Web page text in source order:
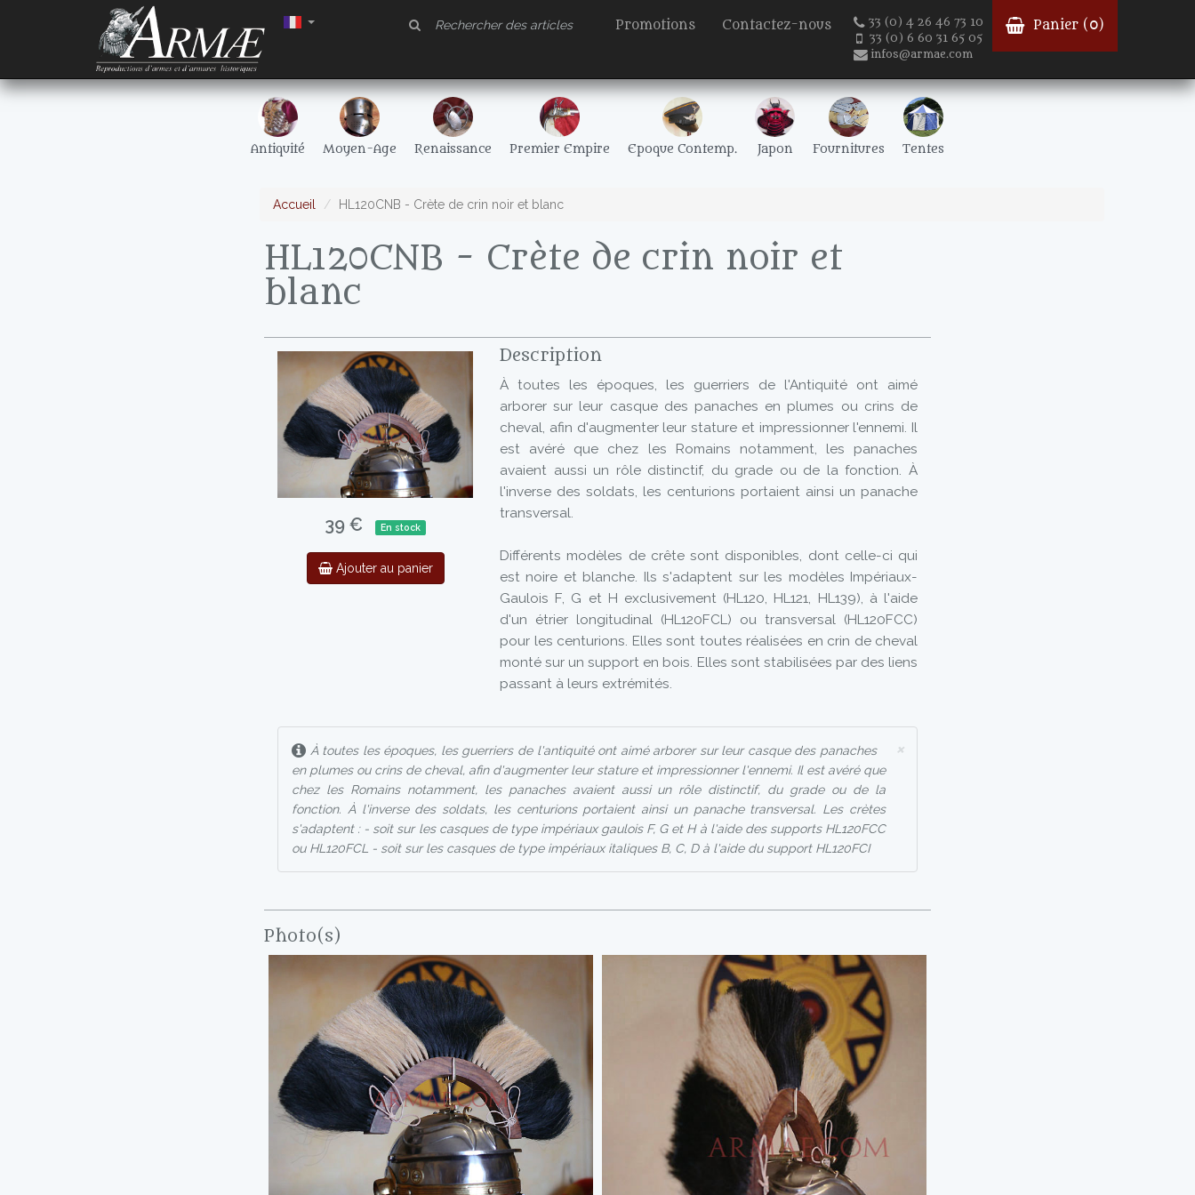
Promotions Contactez-nous
33 (0) 4 26 46 73 10
33 (0) 6 60 31 65 05
infos@armae.com
Panier ( 0)
Antiquité Moyen-Age Renaissance Premier Empire Epoque Contemp. Japon Fournitures Tentes
Accueil HL120CNB - Crète de crin noir et blanc
HL120CNB - Crète de crin noir et
blanc
39 € En stock
Ajouter au panier
Description
À toutes les époques, les guerriers de l'Antiquité ont aimé
arborer sur leur casque des panaches en plumes ou crins de
cheval, afin d'augmenter leur stature et impressionner l'ennemi. Il
est avéré que chez les Romains notamment, les panaches
avaient aussi un rôle distinctif, du grade ou de la fonction. À
l'inverse des soldats, les centurions portaient ainsi un panache
transversal.
Différents modèles de crête sont disponibles, dont celle-ci qui
est noire et blanche. Ils s'adaptent sur les modèles Impériaux-
Gaulois F, G et H exclusivement (HL120, HL121, HL139), à l'aide
d'un étrier longitudinal (HL120FCL) ou transversal (HL120FCC)
pour les centurions. Elles sont toutes réalisées en crin de cheval
monté sur un support en bois. Elles sont stabilisées par des liens
passant à leurs extrémités.
×
À toutes les époques, les guerriers de l'antiquité ont aimé arborer sur leur casque des panaches
en plumes ou crins de cheval, afin d'augmenter leur stature et impressionner l'ennemi. Il est avéré que
chez les Romains notamment, les panaches avaient aussi un rôle distinctif, du grade ou de la
fonction. À l'inverse des soldats, les centurions portaient ainsi un panache transversal. Les crètes
s'adaptent : - soit sur les casques de type impériaux gaulois F, G et H à l'aide des supports HL120FCC
ou HL120FCL - soit sur les casques de type impériaux italiques B, C, D à l'aide du support HL120FCI
Photo(s)